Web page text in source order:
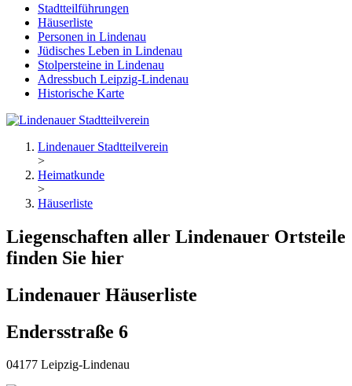
Stadtteilführungen
Häuserliste
Personen in Lindenau
Jüdisches Leben in Lindenau
Stolpersteine in Lindenau
Adressbuch Leipzig-Lindenau
Historische Karte
Lindenauer Stadtteilverein
>
Heimatkunde
>
Häuserliste
Liegenschaften aller Lindenauer Ortsteile
finden Sie hier
Lindenauer Häuserliste
Endersstraße 6
04177 Leipzig-Lindenau